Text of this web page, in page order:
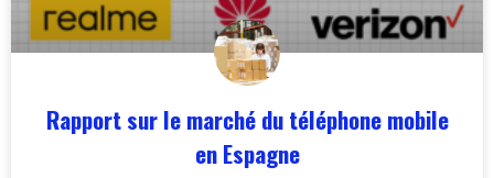
Rapport sur le marché du téléphone mobile
en Espagne